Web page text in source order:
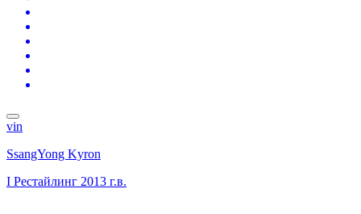
vin
SsangYong Kyron
I Рестайлинг 2013 г.в.